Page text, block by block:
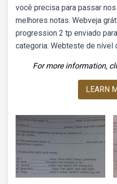
você precisa para passar
melhores notas. Webveja
progression 2 tp enviado
categoria: Webteste de nível
For more information,
LEARN